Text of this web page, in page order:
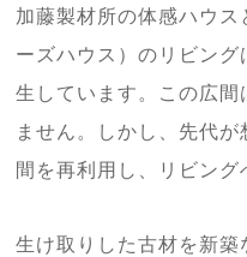
加藤製材所の体感ハウ
ーズハウス）のリビン
生しています。この広間
ません。しかし、先代
間を再利用し、リビング
生け取りした古材を新築